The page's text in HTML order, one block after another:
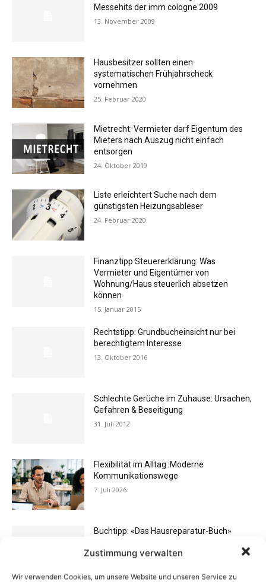
Zustimmung verwalten
Wir verwenden Cookies, um unsere Website und unseren Service zu
Messehits der imm cologne 2009
13. November 2009
Hausbesitzer sollten einen
systematischen Frühjahrscheck
vornehmen
25. Februar 2020
Mietrecht: Vermieter darf Eigentum des
Mieters nach Auszug nicht einfach
entsorgen
24. Oktober 2019
Liste erleichtert Suche nach dem
günstigsten Heizungsableser
24. Februar 2020
Finanztipp Steuererklärung: Was
Vermieter und Eigentümer von
Wohnung/Haus steuerlich absetzen
können
15. Januar 2015
Rechtstipp: Grundbucheinsicht nur bei
berechtigtem Interesse
13. Oktober 2016
Schlechte Gerüche im Zuhause: Ursachen,
Gefahren & Beseitigung
31. Juli 2012
Flexibilität im Alltag: Moderne
Kommunikationswege
7. Juli 2026
Buchtipp: «Das Hausreparatur-Buch»